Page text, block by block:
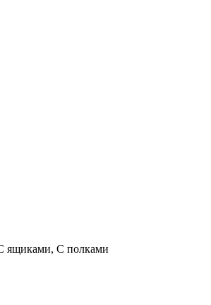
ящиками, С полками